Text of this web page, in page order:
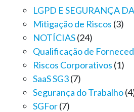
LGPD E SEGURANÇA
Mitigação de Riscos (3)
NOTÍCIAS(24)
Qualificação de
Riscos Corporativos (1)
SaaS SG3(7)
Segurança do Trabalho
SGFor(7)